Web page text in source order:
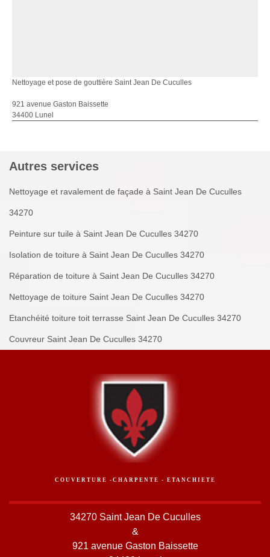
Nettoyage et pose de gouttière Saint Jean De Cuculles
921 avenue Gaston Baissette
34400 Lunel
Autres services
Nettoyage et ravalement de façade à Saint Jean De Cuculles
34270
Peinture sur tuile à Saint Jean De Cuculles 34270
Isolation de toiture à Saint Jean De Cuculles 34270
Réparation de toiture à Saint Jean De Cuculles 34270
Nettoyage de toiture Saint Jean De Cuculles 34270
Etanchéité toiture toit terrasse Saint Jean De Cuculles 34270
Couvreur Saint Jean De Cuculles 34270
COUVERTURE -CHARPENTE - ETANCHIETE
34270 Saint Jean De Cuculles
&
921 avenue Gaston Baissette